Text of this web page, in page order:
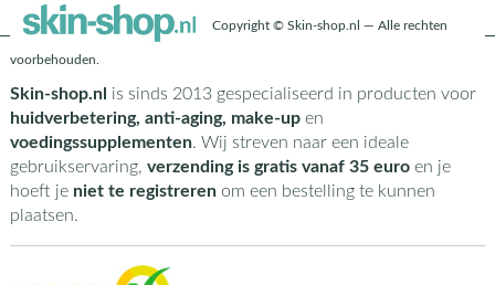
Copyright © Skin-shop.nl — Alle rechten
voorbehouden.
Skin-shop.nl is sinds 2013 gespecialiseerd in producten voor
huidverbetering, anti-aging, make-upen
voedingssupplementen. Wij streven naar een ideale
gebruikservaring, verzending is gratis vanaf 35 euroen je
hoeft je niet te registrerenom een bestelling te kunnen
plaatsen.